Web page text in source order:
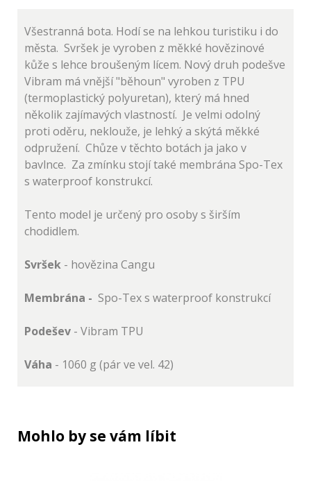
Všestranná bota. Hodí se na lehkou turistiku i do
města. Svršek je vyroben z měkké hovězinové
kůže s lehce broušeným lícem. Nový druh podešve
Vibram má vnější "běhoun" vyroben z TPU
(termoplastický polyuretan), který má hned
několik zajímavých vlastností. Je velmi odolný
proti oděru, neklouže, je lehký a skýtá měkké
odpružení. Chůze v těchto botách ja jako v
bavlnce. Za zmínku stojí také membrána Spo-Tex
s waterproof konstrukcí.
Tento model je určený pro osoby s širším
chodidlem.
Svršek - hovězina Cangu
Membrána - Spo-Tex s waterproof konstrukcí
Podešev - Vibram TPU
Váha - 1060 g (pár ve vel. 42)
Mohlo by se vám líbit